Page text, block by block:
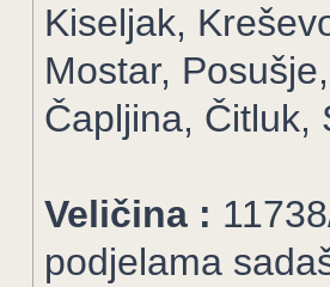
Kiseljak,
Mostar,
Čapljina, Čitluk,
Veličina :
podjelama